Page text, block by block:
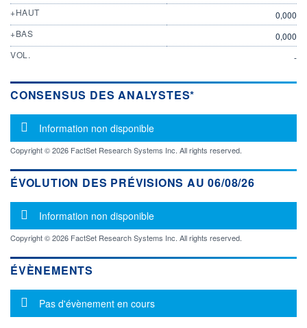
+HAUT
0,000
+BAS
0,000
VOL.
-
CONSENSUS DES ANALYSTES*
Message d'information
Information non disponible
Copyright © 2026 FactSet Research Systems Inc. All rights reserved.
ÉVOLUTION DES PRÉVISIONS AU 06/08/26
Message d'information
Information non disponible
Copyright © 2026 FactSet Research Systems Inc. All rights reserved.
ÉVÈNEMENTS
Message d'information
Pas d'évènement en cours